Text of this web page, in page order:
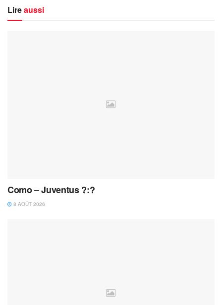
Lireaussi
Como – Juventus ?:?
8 AOÛT 2026